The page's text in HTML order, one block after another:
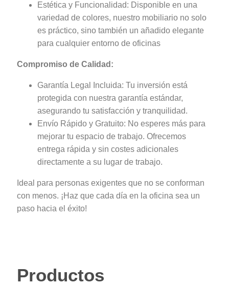
Estética y Funcionalidad: Disponible en una
variedad de colores, nuestro mobiliario no solo
es práctico, sino también un añadido elegante
para cualquier entorno de oficinas
Compromiso de Calidad:
Garantía Legal Incluida: Tu inversión está
protegida con nuestra garantía estándar,
asegurando tu satisfacción y tranquilidad.
Envío Rápido y Gratuito: No esperes más para
mejorar tu espacio de trabajo. Ofrecemos
entrega rápida y sin costes adicionales
directamente a su lugar de trabajo.
Ideal para personas exigentes que no se conforman
con menos. ¡Haz que cada día en la oficina sea un
paso hacia el éxito!
Productos